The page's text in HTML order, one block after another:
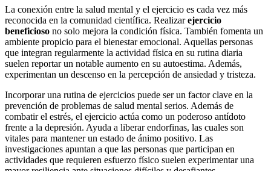
La conexión entre la salud mental y el ejercicio es cada vez más
reconocida en la comunidad científica. Realizarejercicio
beneficioso no solo mejora la condición física. También fomenta un
ambiente propicio para el bienestar emocional. Aquellas personas
que integran regularmente la actividad física en su rutina diaria
suelen reportar un notable aumento en su autoestima. Además,
experimentan un descenso en la percepción de ansiedad y tristeza.
Incorporar una rutina de ejercicios puede ser un factor clave en la
prevención de problemas de salud mental serios. Además de
combatir el estrés, el ejercicio actúa como un poderoso antídoto
frente a la depresión. Ayuda a liberar endorfinas, las cuales son
vitales para mantener un estado de ánimo positivo. Las
investigaciones apuntan a que las personas que participan en
actividades que requieren esfuerzo físico suelen experimentar una